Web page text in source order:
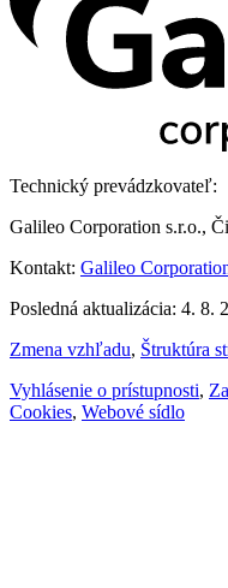
Technický prevádzkovateľ:
Galileo Corporation s.r.o.,
Kontakt: Galileo
Posledná aktualizácia: 4. 8.
Zmena vzhľadu, Štruktúra
Vyhlásenie o prístupnosti,
Cookies, Webové sídlo